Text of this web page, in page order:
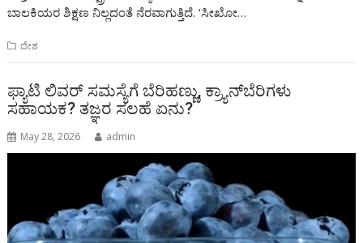
ಬಾಲಕಿಯರ ಶಿಕ್ಷಣ ನಿಲ್ಲದಂತೆ ನೆರವಾಗುತ್ತಿದೆ. ‘ಸೀಖೋ…
ದೇಶ
ಫ್ಯಾಟಿ ಲಿವರ್ ಸಮಸ್ಯೆಗೆ ಬೆರಿಹಣ್ಣು, ಕ್ರ್ಯಾನ್‌ಬೆರಿಗಳು
ಸಹಾಯಕ? ತಜ್ಞರ ಸಲಹೆ ಏನು?
May 28, 2026 admin